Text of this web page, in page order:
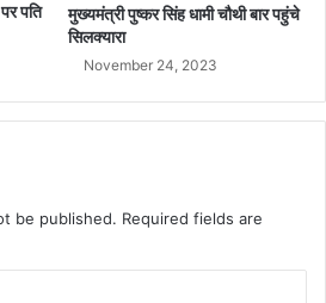
पति
मुख्यमंत्री पुष्कर सिंह धामी चौथी बार पहुंचे
सिलक्यारा
November 24, 2023
be published. Required fields are